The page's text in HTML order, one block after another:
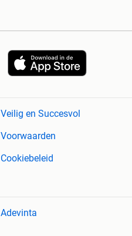
Veilig en Succesvol
Voorwaarden
Cookiebeleid
Adevinta